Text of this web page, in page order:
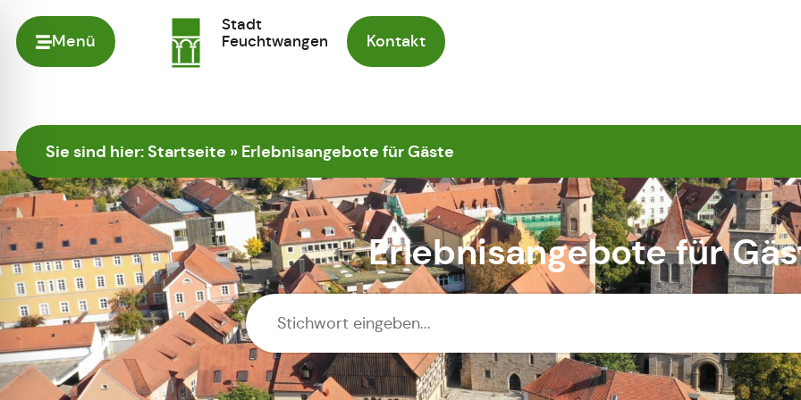
Menü
Stadt
Feuchtwangen
Kontakt
Sie sind hier:Startseite » Erlebnisangebote für Gäste
Erlebnisangebote für